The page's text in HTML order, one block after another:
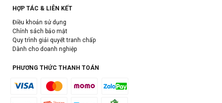
HỢP TÁC & LIÊN KẾT
Điều khoản sử dụng
Chính sách bảo mật
Quy trình giải quyết tranh chấp
Dành cho doanh nghiệp
PHƯƠNG THỨC THANH TOÁN